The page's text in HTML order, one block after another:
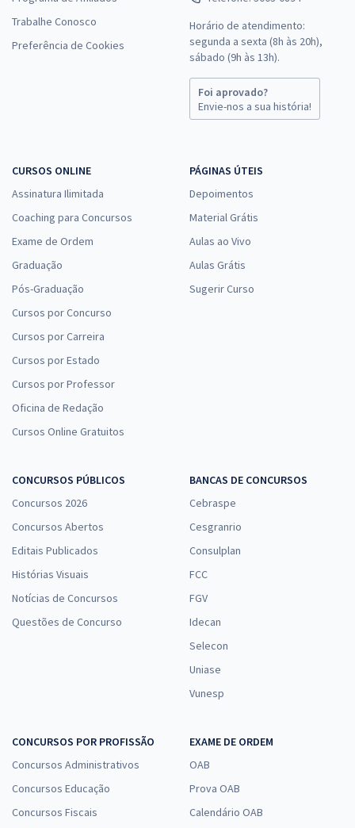
Trabalhe Conosco
Preferência de Cookies
Horário de atendimento:
segunda a sexta (8h às 20h),
sábado (9h às 13h).
Foi aprovado?
Envie-nos a sua história!
CURSOS ONLINE
Assinatura Ilimitada
Coaching para Concursos
Exame de Ordem
Graduação
Pós-Graduação
Cursos por Concurso
Cursos por Carreira
Cursos por Estado
Cursos por Professor
Oficina de Redação
Cursos Online Gratuitos
PÁGINAS ÚTEIS
Depoimentos
Material Grátis
Aulas ao Vivo
Aulas Grátis
Sugerir Curso
CONCURSOS PÚBLICOS
Concursos 2026
Concursos Abertos
Editais Publicados
Histórias Visuais
Notícias de Concursos
Questões de Concurso
BANCAS DE CONCURSOS
Cebraspe
Cesgranrio
Consulplan
FCC
FGV
Idecan
Selecon
Uniase
Vunesp
CONCURSOS POR PROFISSÃO
Concursos Administrativos
Concursos Educação
Concursos Fiscais
EXAME DE ORDEM
OAB
Prova OAB
Calendário OAB